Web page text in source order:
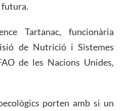
futura.
Tartanac, funcionària
de Nutrició i Sistemes
de les Nacions Unides,
porten amb si un